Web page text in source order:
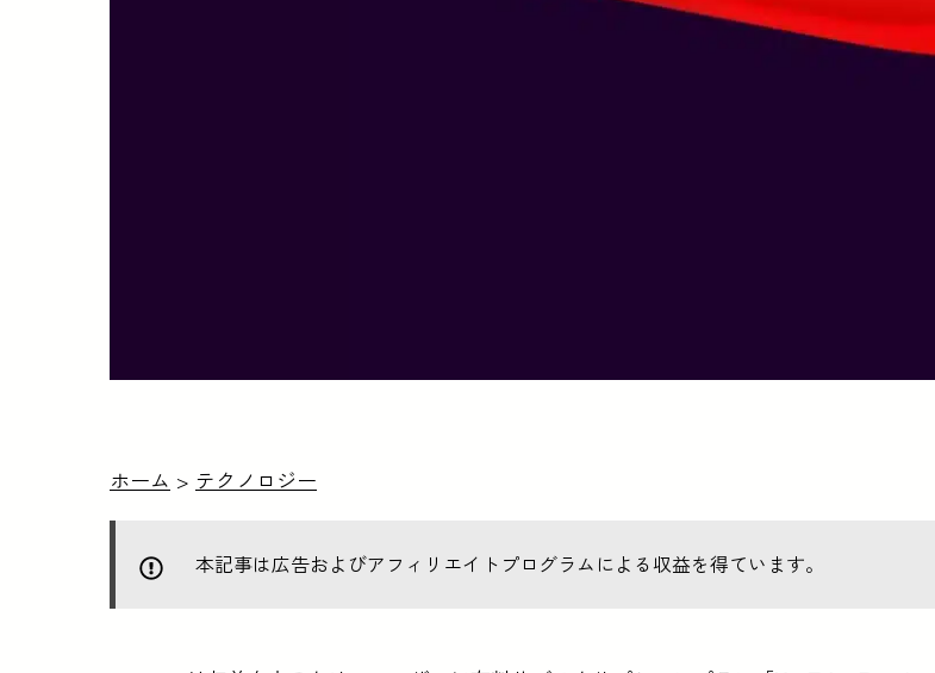
ホーム > テクノロジー
本記事は広告およびアフィリエイトプログラムによる収益を得ています。